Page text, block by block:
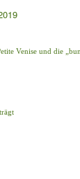
Venise und die